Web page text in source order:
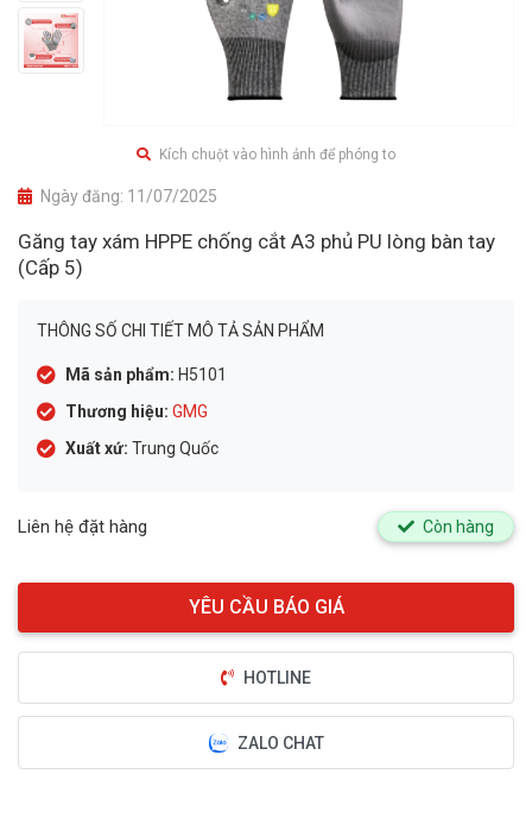
Kích chuột vào hình ảnh để phóng to
Ngày đăng: 11/07/2025
Găng tay xám HPPE chống cắt A3 phủ PU lòng bàn tay
(Cấp 5)
THÔNG SỐ CHI TIẾT MÔ TẢ SẢN PHẨM
Mã sản phẩm: H5101
Thương hiệu: GMG
Xuất xứ: Trung Quốc
Liên hệ đặt hàng Còn hàng
HOTLINE
ZALO CHAT